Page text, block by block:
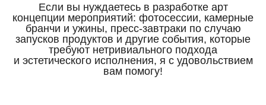
Если вы нуждаетесь в разработке арт
концепции мероприятий: фотосессии, камерные
бранчи и ужины, пресс-завтраки по случаю
запусков продуктов и другие события, которые
требуют нетривиального подхода
и эстетического исполнения, я с удовольствием
вам помогу!